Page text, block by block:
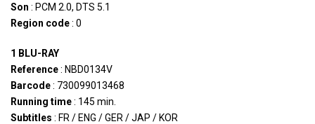
Son : PCM 2.0, DTS 5.1
Region code: 0
1 BLU-RAY
Reference: NBD0134V
Barcode: 730099013468
Running time: 145 min.
Subtitles : FR / ENG / GER / JAP / KOR